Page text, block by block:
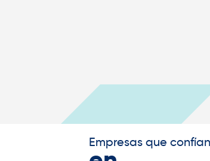
Empresas que confían